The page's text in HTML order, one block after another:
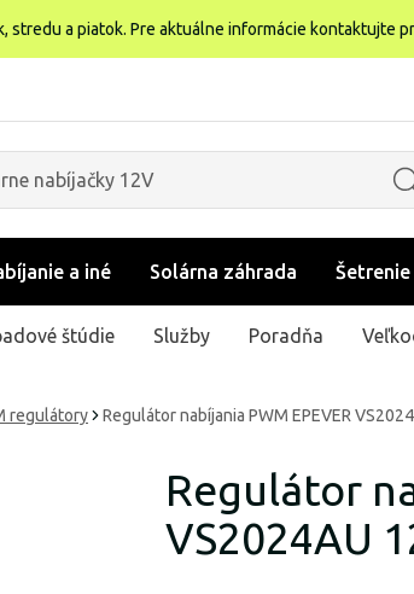
stredu a piatok. Pre aktuálne informácie kontaktujte
a iné Solárna záhrada
štúdie Služby Poradňa
regulátory Regulátor nabíjania PWM EPEVER
Regulátor
VS2024AU